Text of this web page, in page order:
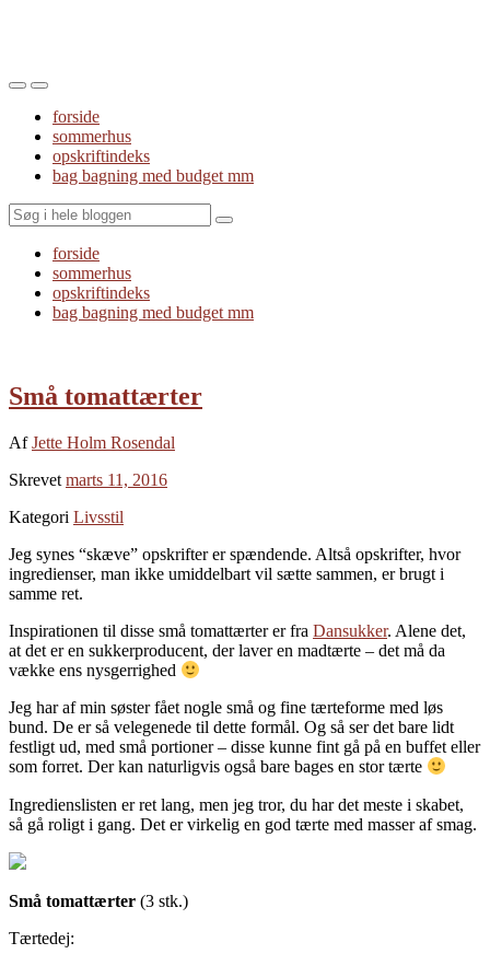
Toggle
mobile
menu
Toggle
the
search
field
forside
sommerhus
opskriftindeks
bag bagning med budget mm
Search
forside
sommerhus
opskriftindeks
bag bagning med budget mm
Små tomattærter
AfJette Holm Rosendal
Skrevet marts 11, 2016
Kategori Livsstil
Jeg synes “skæve” opskrifter er spændende. Altså opskrifter, hvor
ingredienser, man ikke umiddelbart vil sætte sammen, er brugt i
samme ret.
Inspirationen til disse små tomattærter er fra Dansukker. Alene det,
at det er en sukkerproducent, der laver en madtærte – det må da
vække ens nysgerrighed
Jeg har af min søster fået nogle små og fine tærteforme med løs
bund. De er så velegenede til dette formål. Og så ser det bare lidt
festligt ud, med små portioner – disse kunne fint gå på en buffet eller
som forret. Der kan naturligvis også bare bages en stor tærte
Ingredienslisten er ret lang, men jeg tror, du har det meste i skabet,
så gå roligt i gang. Det er virkelig en god tærte med masser af smag.
Små tomattærter (3 stk.)
Tærtedej: